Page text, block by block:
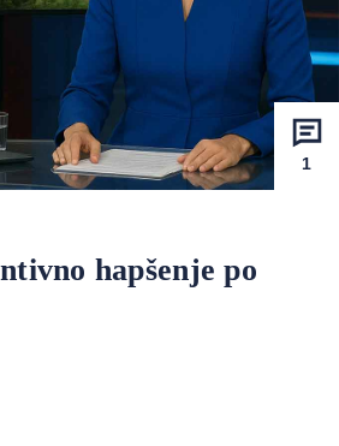
1
hapšenje po